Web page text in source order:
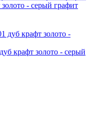
- серый графит
крафт золото - серый